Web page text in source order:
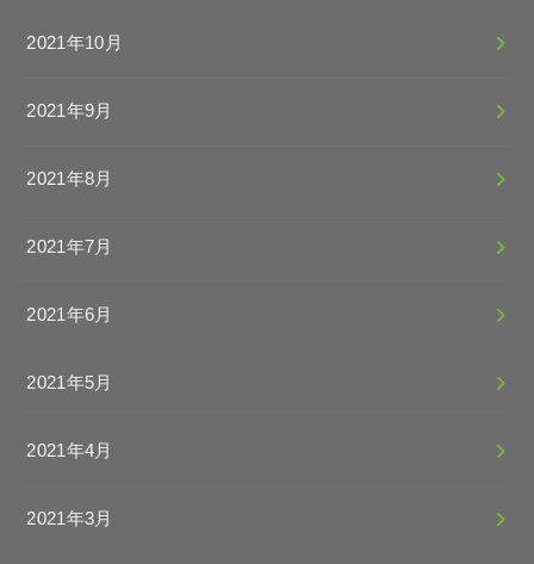
2021年10月
2021年9月
2021年8月
2021年7月
2021年6月
2021年5月
2021年4月
2021年3月